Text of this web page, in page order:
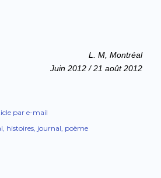
L. M, Montréal
Juin 2012 / 21 août 2012
par e-mail
histoires journal poème